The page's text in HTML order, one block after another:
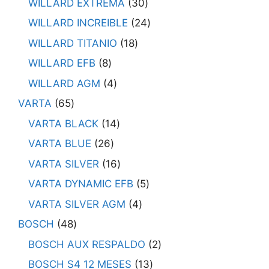
WILLARD EXTREMA
30
WILLARD INCREIBLE
24
WILLARD TITANIO
18
WILLARD EFB
8
WILLARD AGM
4
VARTA
65
VARTA BLACK 14
VARTA BLUE
26
VARTA SILVER
16
VARTA DYNAMIC EFB
5
VARTA SILVER AGM
4
BOSCH
48
BOSCH AUX RESPALDO
2
BOSCH S4 12 MESES
13